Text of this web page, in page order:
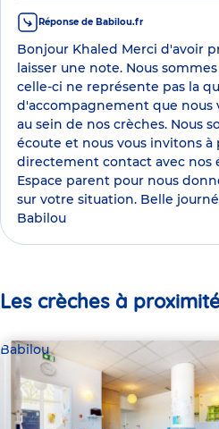
Réponse de Babilou.fr
Bonjour Khaled Merci d'avoir
laisser une note. Nous
celle-ci ne représente pas la
d'accompagnement que nous
au sein de nos crèches. Nous
écoute et nous vous invitons à
directement contact avec nos
Espace parent pour nous
sur votre situation. Belle
Babilou
Les crèches à
Babilou